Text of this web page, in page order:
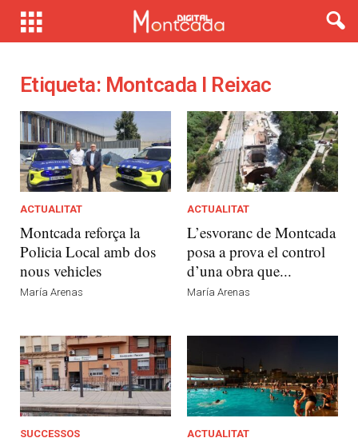
Etiqueta: Montcada I Reixac
ACTUALITAT
Montcada reforça la
Policia Local amb dos
nous vehicles
María Arenas
ACTUALITAT
L’esvoranc de Montcada
posa a prova el control
d’una obra que...
María Arenas
SUCCESSOS ACTUALITAT